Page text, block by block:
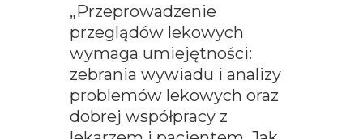
„Przeprowadzenie
przeglądów lekowych
wymaga umiejętności:
zebrania wywiadu i analizy
problemów lekowych oraz
dobrej współpracy z